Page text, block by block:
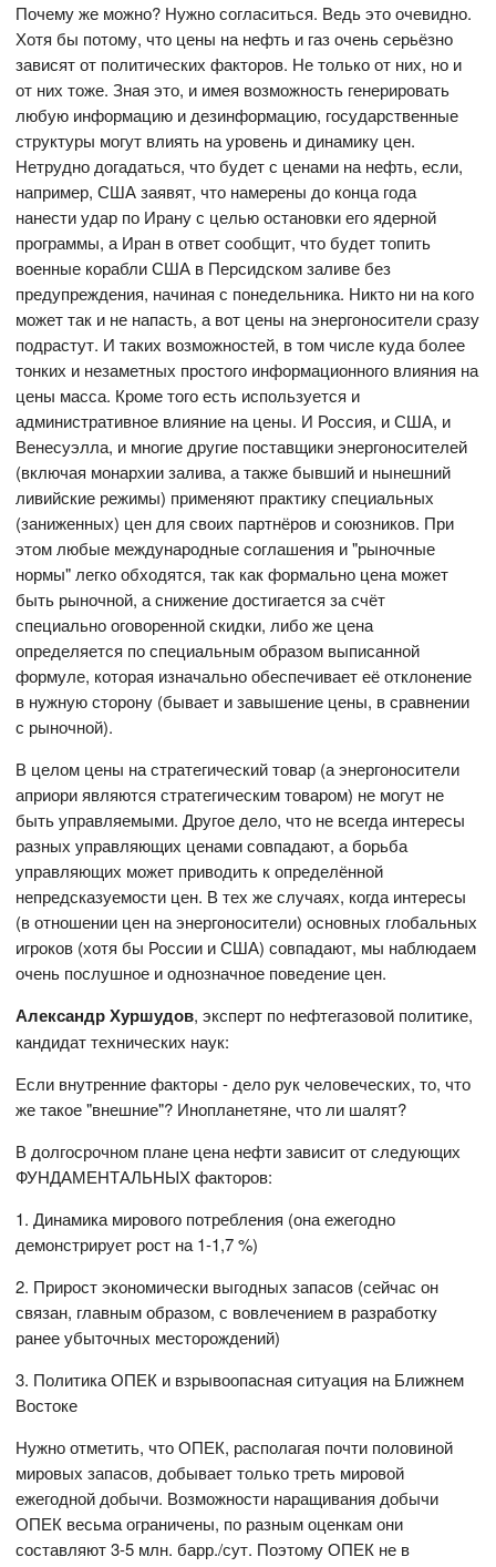
Почему же можно? Нужно согласиться. Ведь это очевидно.
Хотя бы потому, что цены на нефть и газ очень серьёзно
зависят от политических факторов. Не только от них, но и
от них тоже. Зная это, и имея возможность генерировать
любую информацию и дезинформацию, государственные
структуры могут влиять на уровень и динамику цен.
Нетрудно догадаться, что будет с ценами на нефть, если,
например, США заявят, что намерены до конца года
нанести удар по Ирану с целью остановки его ядерной
программы, а Иран в ответ сообщит, что будет топить
военные корабли США в Персидском заливе без
предупреждения, начиная с понедельника. Никто ни на кого
может так и не напасть, а вот цены на энергоносители сразу
подрастут. И таких возможностей, в том числе куда более
тонких и незаметных простого информационного влияния на
цены масса. Кроме того есть используется и
административное влияние на цены. И Россия, и США, и
Венесуэлла, и многие другие поставщики энергоносителей
(включая монархии залива, а также бывший и нынешний
ливийские режимы) применяют практику специальных
(заниженных) цен для своих партнёров и союзников. При
этом любые международные соглашения и "рыночные
нормы" легко обходятся, так как формально цена может
быть рыночной, а снижение достигается за счёт
специально оговоренной скидки, либо же цена
определяется по специальным образом выписанной
формуле, которая изначально обеспечивает её отклонение
в нужную сторону (бывает и завышение цены, в сравнении
с рыночной).
В целом цены на стратегический товар (а энергоносители
априори являются стратегическим товаром) не могут не
быть управляемыми. Другое дело, что не всегда интересы
разных управляющих ценами совпадают, а борьба
управляющих может приводить к определённой
непредсказуемости цен. В тех же случаях, когда интересы
(в отношении цен на энергоносители) основных глобальных
игроков (хотя бы России и США) совпадают, мы наблюдаем
очень послушное и однозначное поведение цен.
Александр Хуршудов, эксперт по нефтегазовой политике,
кандидат технических наук:
Если внутренние факторы - дело рук человеческих, то, что
же такое "внешние"? Инопланетяне, что ли шалят?
В долгосрочном плане цена нефти зависит от следующих
ФУНДАМЕНТАЛЬНЫХ факторов:
1. Динамика мирового потребления (она ежегодно
демонстрирует рост на 1-1,7 %)
2. Прирост экономически выгодных запасов (сейчас он
связан, главным образом, с вовлечением в разработку
ранее убыточных месторождений)
3. Политика ОПЕК и взрывоопасная ситуация на Ближнем
Востоке
Нужно отметить, что ОПЕК, располагая почти половиной
мировых запасов, добывает только треть мировой
ежегодной добычи. Возможности наращивания добычи
ОПЕК весьма ограничены, по разным оценкам они
составляют 3-5 млн. барр./сут. Поэтому ОПЕК не в